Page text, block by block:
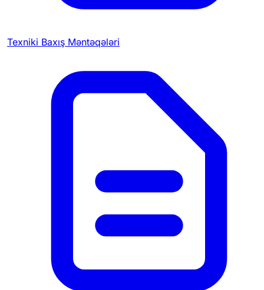
Texniki Baxış Məntəqələri